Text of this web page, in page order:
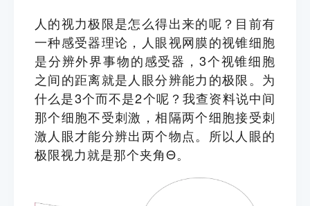
人的视力极限是怎么得出来的呢？目前有
一种感受器理论，人眼视网膜的视锥细胞
是分辨外界事物的感受器，3个视锥细胞
之间的距离就是人眼分辨能力的极限。为
什么是3个而不是2个呢？我查资料说中间
那个细胞不受刺激，相隔两个细胞接受刺
激人眼才能分辨出两个物点。所以人眼的
极限视力就是那个夹角Θ。